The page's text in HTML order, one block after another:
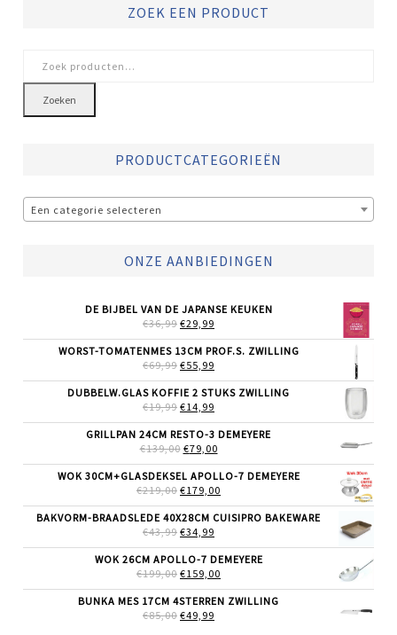
ZOEK EEN PRODUCT
naar:
Zoeken
PRODUCTCATEGORIEËN
Een categorie selecteren
ONZE AANBIEDINGEN
DE BIJBEL VAN DE JAPANSE KEUKEN
€36,99 OORSPRONKELIJKE
WAS:
€36,99.
€29,99
IS:
WORST-TOMATENMES 13CM PROF.S. ZWILLING
€69,99 OORSPRONKELIJKE
WAS:
€69,99.
€55,99
IS:
DUBBELW.GLAS KOFFIE 2 STUKS ZWILLING
€19,99 OORSPRONKELIJKE
WAS:
€19,99.
€14,99
IS:
€14,99.
GRILLPAN 24CM RESTO-3 DEMEYERE
€139,00 OORSPRONKELIJKE
WAS:
€139,00.
€79,00HUIDIGE
IS:
€79,00.
WOK 30CM+GLASDEKSEL APOLLO-7 DEMEYERE
€219,00 OORSPRONKELIJKE
WAS:
€219,00.
€179,00
IS:
BAKVORM-BRAADSLEDE 40X28CM CUISIPRO BAKEWARE
€43,99 OORSPRONKELIJKE
WAS:
€43,99.
€34,99
IS:
€34,99.
WOK 26CM APOLLO-7 DEMEYERE
€199,00 OORSPRONKELIJKE
WAS:
€199,00.
€159,00
IS:
BUNKA MES 17CM 4STERREN ZWILLING
€85,00 OORSPRONKELIJKE
€49,99